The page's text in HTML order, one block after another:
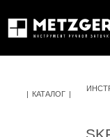
| КАТАЛОГ |